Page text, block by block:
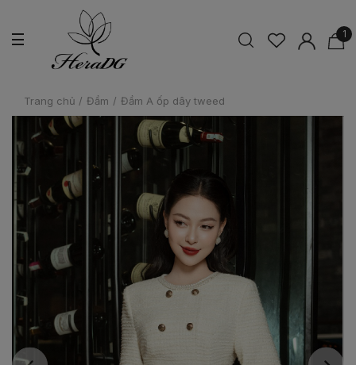
1
Trang chủ / Đầm / Đầm A ốp dây tweed